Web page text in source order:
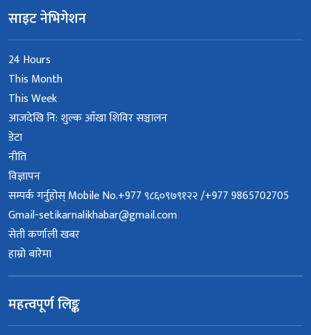
साइट नेभिगेशन
24 Hours
This Month
This Week
आजदेखि नि: शुल्क आँखा शिविर सञ्चालन
डेटा
नीति
विज्ञापन
सम्पर्क गर्नुहोस् Mobile No.+977 ९८६०९७९१२२ /+977 9865702705
Gmail-setikarnalikhabar@gmail.com
सेती कर्णाली खबर
हाम्रो बारेमा
महत्वपूर्ण लिङ्क